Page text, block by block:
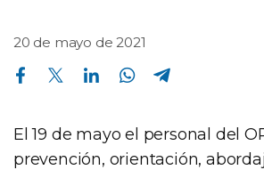
20 de mayo de 2021
Compartir en Facebook Compartir en Twitter Compartir en Linkedin Compartir en Whatsapp
El 19 de mayo el personal del
prevención, orientación,